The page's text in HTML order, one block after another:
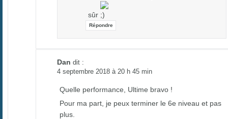
sûr
Répondre
Dan dit :
4 septembre 2018 à 20 h 45 min
Quelle performance, Ultime bravo !
Pour ma part, je peux terminer le 6e niveau et pas
plus.